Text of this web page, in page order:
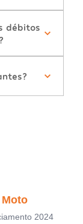
débitos
2024